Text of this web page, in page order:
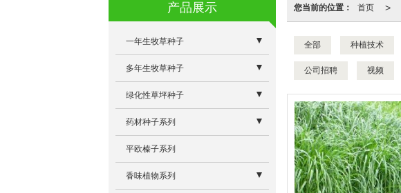
您当前的位置： 首页 >
全部 种植技术
公司招聘 视频
产品展示
一年生牧草种子
- 蛋白桑
- 特高四倍体黑麦草
- 墨西哥玉米草优12
- 冬牧70黑麦草
- 朝牧一号稗子
多年生牧草种子
- 牧草专用除草剂系列
- 意大利多年生黑麦草
- 雅晴多年生黑麦草
- 维多利亚苜蓿
绿化性草坪种子
- 景观型狼尾草
- 白三叶
- 高羊茅
药材种子系列
- 板蓝根除草剂
- 板蓝根大青叶
平欧榛子系列
香味植物系列